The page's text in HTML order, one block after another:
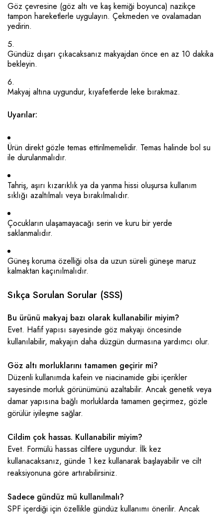
Göz çevresine (göz altı ve kaş kemiği boyunca) nazikçe
tampon hareketlerle uygulayın. Çekmeden ve ovalamadan
yedirin.
Gündüz dışarı çıkacaksanız makyajdan önce en az 10 dakika
bekleyin.
Makyaj altına uygundur, kıyafetlerde leke bırakmaz.
Uyarılar:
Ürün direkt gözle temas ettirilmemelidir. Temas halinde bol su
ile durulanmalıdır.
Tahriş, aşırı kızarıklık ya da yanma hissi oluşursa kullanım
sıklığı azaltılmalı veya bırakılmalıdır.
Çocukların ulaşamayacağı serin ve kuru bir yerde
saklanmalıdır.
Güneş koruma özelliği olsa da uzun süreli güneşe maruz
kalmaktan kaçınılmalıdır.
Sıkça Sorulan Sorular (SSS)
Bu ürünü makyaj bazı olarak kullanabilir miyim?
Evet. Hafif yapısı sayesinde göz makyajı öncesinde
kullanılabilir, makyajın daha düzgün durmasına yardımcı olur.
Göz altı morluklarını tamamen geçirir mi?
Düzenli kullanımda kafein ve niacinamide gibi içerikler
sayesinde morluk görünümünü azaltabilir. Ancak genetik veya
damar yapısına bağlı morluklarda tamamen geçirmez, gözle
görülür iyileşme sağlar.
Cildim çok hassas. Kullanabilir miyim?
Evet. Formülü hassas ciltlere uygundur. İlk kez
kullanacaksanız, günde 1 kez kullanarak başlayabilir ve cilt
reaksiyonuna göre artırabilirsiniz.
Sadece gündüz mü kullanılmalı?
SPF içerdiği için özellikle gündüz kullanımı önerilir. Ancak